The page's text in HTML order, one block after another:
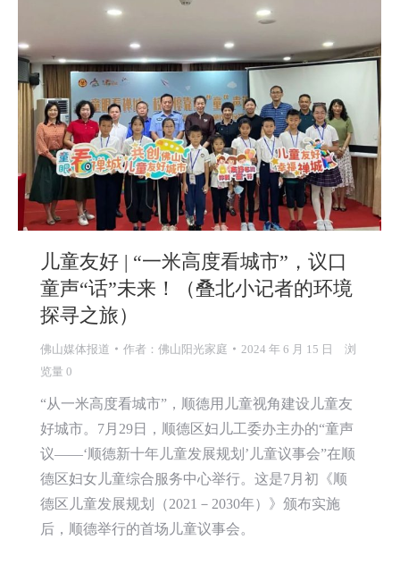
儿童友好 | “一米高度看城市”，议口
童声“话”未来！（叠北小记者的环境
探寻之旅）
佛山媒体报道 作者： 佛山阳光家庭 2024 年 6 月 15 日
浏
览量 0
“从一米高度看城市”，顺德用儿童视角建设儿童友
好城市。7月29日，顺德区妇儿工委办主办的“童声
议——‘顺德新十年儿童发展规划’儿童议事会”在顺
德区妇女儿童综合服务中心举行。这是7月初《顺
德区儿童发展规划（2021－2030年）》颁布实施
后，顺德举行的首场儿童议事会。